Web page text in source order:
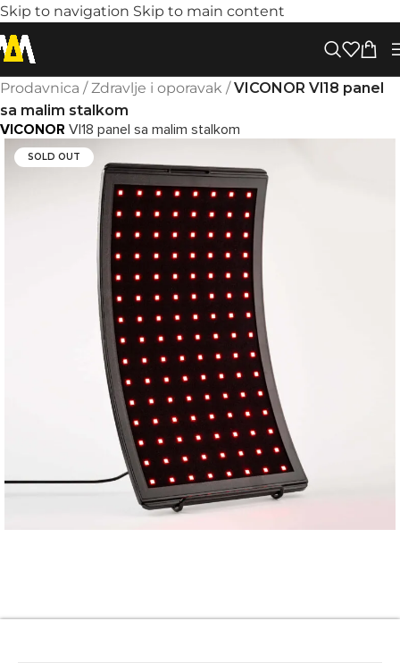
Skip to navigation Skip to main content
Prodavnica /Zdravlje i oporavak /VICONOR Vl18 panel
sa malim stalkom
VICONOR Vl18 panel sa malim stalkom
SOLD OUT